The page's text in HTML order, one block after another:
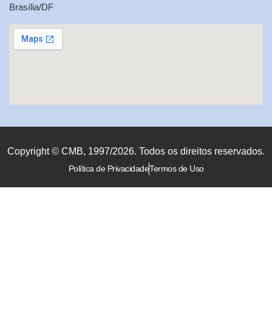
Brasília/DF
Copyright © CMB, 1997/2026. Todos os direitos reservados.
Política de PrivacidadeTermos de Uso